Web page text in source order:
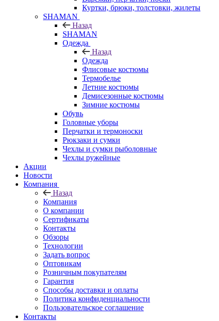
Куртки, брюки, толстовки, жилеты
SHAMAN
Назад
SHAMAN
Одежда
Назад
Одежда
Флисовые костюмы
Термобелье
Летние костюмы
Демисезонные костюмы
Зимние костюмы
Обувь
Головные уборы
Перчатки и термоноски
Рюкзаки и сумки
Чехлы и сумки рыболовные
Чехлы ружейные
Акции
Новости
Компания
Назад
Компания
О компании
Сертификаты
Контакты
Обзоры
Технологии
Задать вопрос
Оптовикам
Розничным покупателям
Гарантия
Способы доставки и оплаты
Политика конфиденциальности
Пользовательское соглашение
Контакты